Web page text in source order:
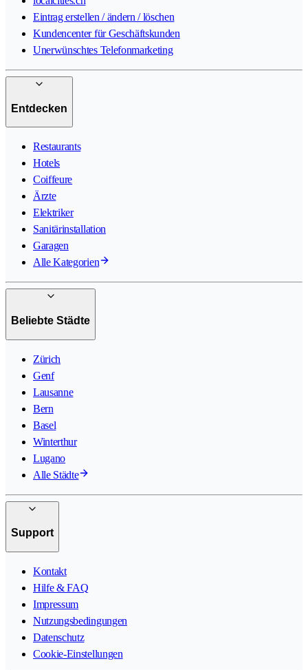
Eintrag erstellen / ändern / löschen
Kundencenter für Geschäftskunden
Unerwünschtes Telefonmarketing
Entdecken
Restaurants
Hotels
Coiffeure
Ärzte
Elektriker
Sanitärinstallation
Garagen
Alle Kategorien
Beliebte Städte
Zürich
Genf
Lausanne
Bern
Basel
Winterthur
Lugano
Alle Städte
Support
Kontakt
Hilfe & FAQ
Impressum
Nutzungsbedingungen
Datenschutz
Cookie-Einstellungen